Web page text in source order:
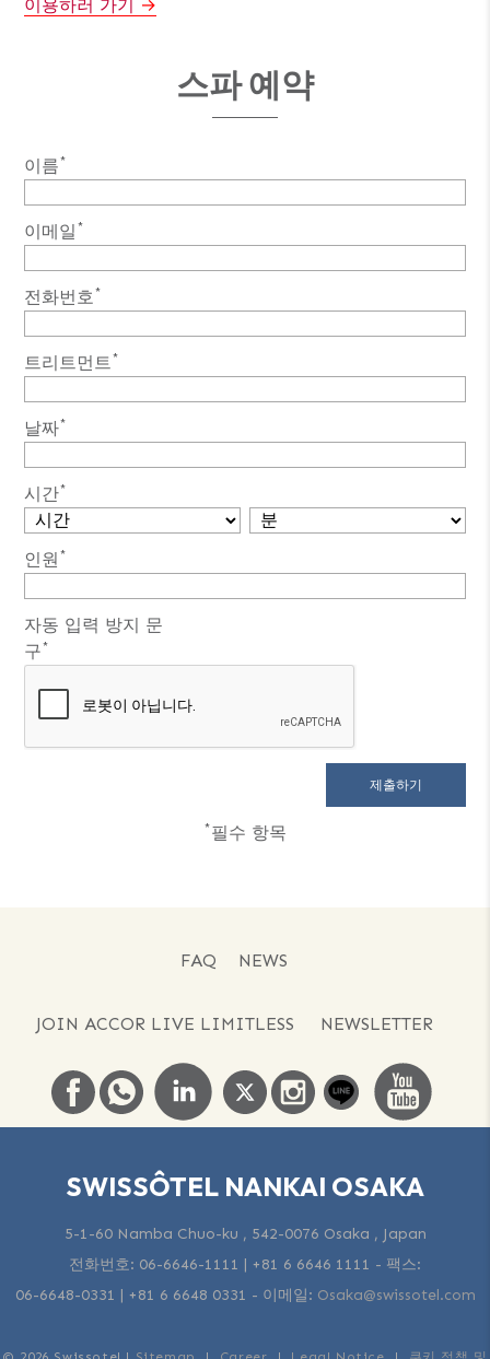
이용하러 가기
스파 예약
이름*
이메일 *
전화번호*
트리트먼트*
날짜*
시간*
인원 *
자동 입력 방지 문
구*
*필수 항목
FAQ NEWS
JOIN ACCOR LIVE LIMITLESS NEWSLETTER
SWISSÔTEL NANKAI OSAKA
5-1-60 Namba Chuo-ku , 542-0076 Osaka , Japan
전화번호: 06-6646-1111 | +81 6 6646 1111 - 팩스:
06-6648-0331 | +81 6 6648 0331 - 이메일: Osaka@swissotel.com